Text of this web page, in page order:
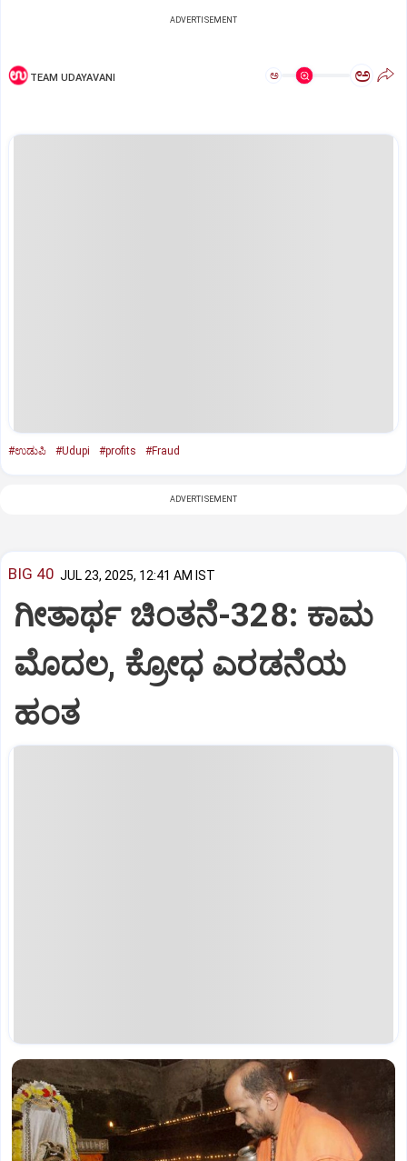
ADVERTISEMENT
TEAM UDAYAVANI ಅ ಅ
#ಉಡುಪಿ #Udupi #profits #Fraud
ADVERTISEMENT
BIG 40 JUL 23, 2025, 12:41 AM IST
ಗೀತಾರ್ಥ ಚಿಂತನೆ-328: ಕಾಮ
ಮೊದಲ, ಕ್ರೋಧ ಎರಡನೆಯ
ಹಂತ